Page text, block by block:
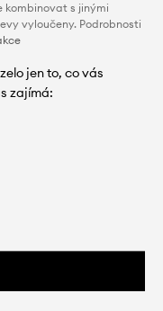
kombinovat s jinými
vyloučeny. Podrobnosti
jen to, co vás
zajímá: